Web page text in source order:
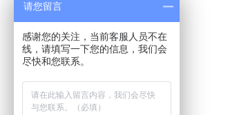
请您留言
感谢您的关注，当前客服人员不在
线，请填写一下您的信息，我们会
尽快和您联系。